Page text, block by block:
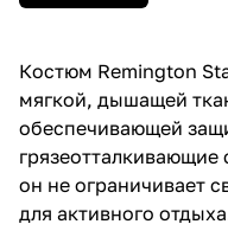
Костюм Remington
мягкой, дышащей
обеспечивающей
он не ограничивает
для активного